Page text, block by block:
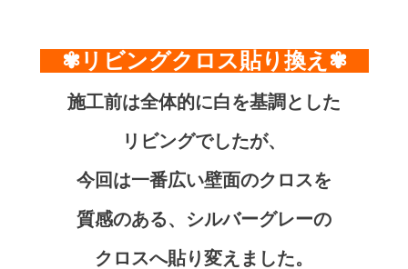
✾リビングクロス貼り換え✾
施工前は全体的に白を基調とした
リビングでしたが、
今回は一番広い壁面のクロスを
質感のある、シルバーグレーの
クロスへ貼り変えました。